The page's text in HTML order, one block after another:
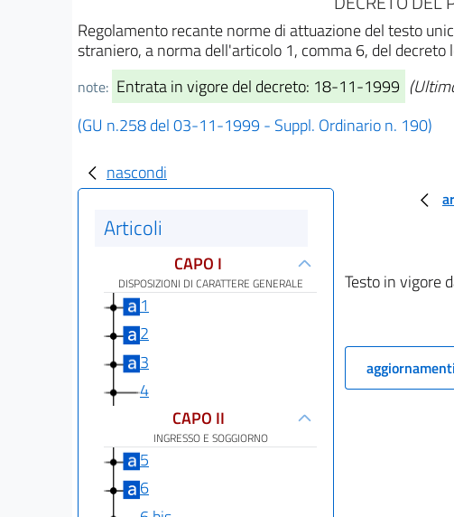
Regolamento recante norme di attuazione del testo
straniero, a norma dell'articolo 1, comma 6, del
note: Entrata in vigore del decreto: 18-11-1999
(GU n.258 del 03-11-1999 - Suppl. Ordinario n. 190)
nascondi
Articoli
CAPO I
DISPOSIZIONI DI CARATTERE GENERALE
1
2
3
4
CAPO II
INGRESSO E SOGGIORNO
5
6
Testo in vigore